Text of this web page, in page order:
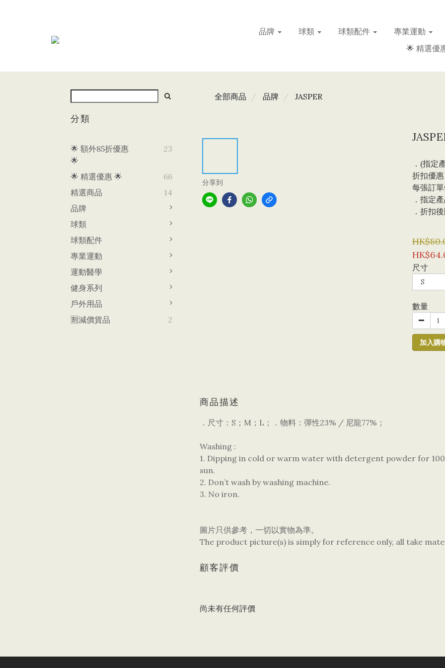
品牌 球類 球類配件 專業運動
🌟 精選優
分類
🌟 額外85折優惠
🌟
23
🌟 精選優惠 🌟
66
精選商品
14
品牌
球類
球類配件
專業運動
運動醫學
健身系列
戶外用品
🈹減價貨品
2
全部商品 品牌 JASPER
分享到
．(指定
折扣優
每張訂
．指定
．折扣
尺寸
數量
加入購
商品描述
．尺寸：S；M；L；．物料：彈性23% / 尼龍77%；
Washing :
1. Dipping in cold or warm water with detergent powder for
sun.
2. Don’t wash by washing machine.
3. No iron.
圖片只供參考，一切以實物為準。
The product picture(s) is simply for reference only, all take
顧客評價
尚未有任何評價